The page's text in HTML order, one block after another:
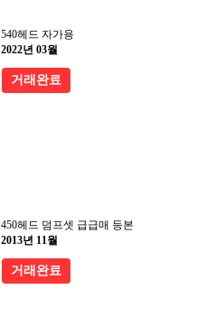
540헤드 자가용
2022년 03월
거래완료
450헤드 덤프셋 급급매 등본
2013년 11월
거래완료